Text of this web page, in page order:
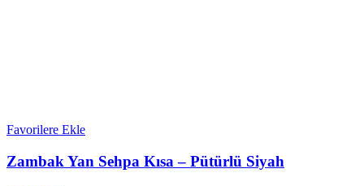
Favorilere Ekle
Zambak Yan Sehpa Kısa – Pütürlü Siyah